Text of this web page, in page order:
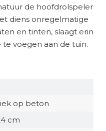
de hoofdrolspeler
diens onregelmatige
en tinten, slaagt erin
voegen aan de tuin.
op beton
cm